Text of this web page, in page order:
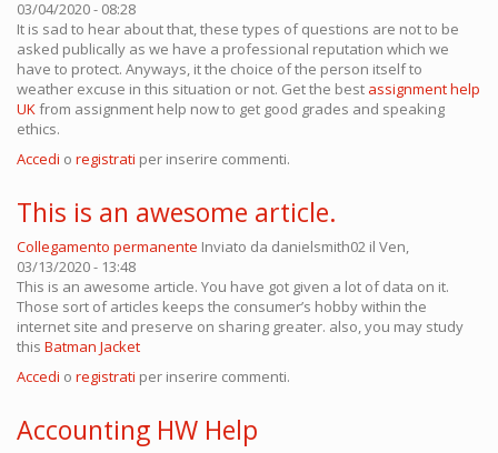
03/04/2020 - 08:28
It is sad to hear about that, these types of questions are not to be
asked publically as we have a professional reputation which we
have to protect. Anyways, it the choice of the person itself to
weather excuse in this situation or not. Get the best assignment help
UKfrom assignment help now to get good grades and speaking
ethics.
Accedi o registrati per inserire commenti.
This is an awesome article.
Collegamento permanente Inviato da danielsmith02 il Ven,
03/13/2020 - 13:48
This is an awesome article. You have got given a lot of data on it.
Those sort of articles keeps the consumer’s hobby within the
internet site and preserve on sharing greater. also, you may study
this Batman Jacket
Accedi o registrati per inserire commenti.
Accounting HW Help